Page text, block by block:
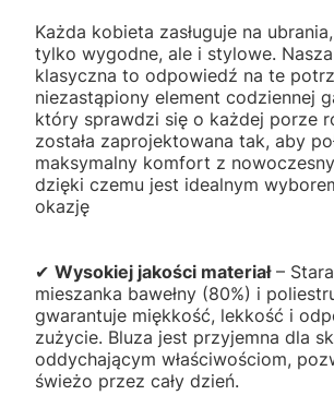
Każda kobieta zasługuje na
tylko wygodne, ale i stylowe.
klasyczna to odpowiedź na te
niezastąpiony element codziennej
który sprawdzi się o każdej porze
została zaprojektowana tak, aby
maksymalny komfort z
dzięki czemu jest idealnym
okazję
✔ Wysokiej jakości materiał–
mieszanka bawełny (80%) i
gwarantuje miękkość, lekkość i
zużycie. Bluza jest przyjemna dla
oddychającym właściwościom,
świeżo przez cały dzień.